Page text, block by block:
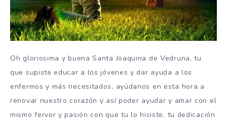
Oh gloriosima y buena Santa Joaquina de Vedruna, tu
que supiste educar a los jóvenes y dar ayuda a los
enfermos y más necesitados, ayúdanos en esta hora a
renovar nuestro corazón y así poder ayudar y amar con el
mismo fervor y pasión con que tu lo hiciste, tu dedicación